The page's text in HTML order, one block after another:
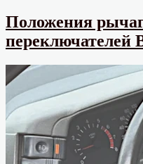
Положения
переключателей